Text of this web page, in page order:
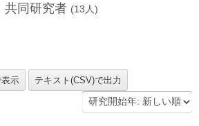
共同研究者 (13 人)